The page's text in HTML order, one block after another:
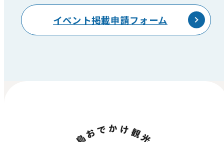
イベント掲載申請フォーム